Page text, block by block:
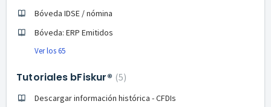
Bóveda IDSE / nómina
Bóveda: ERP Emitidos
Ver los 65
Tutoriales bFiskur®︎ 5
Descargar información histórica - CFDIs